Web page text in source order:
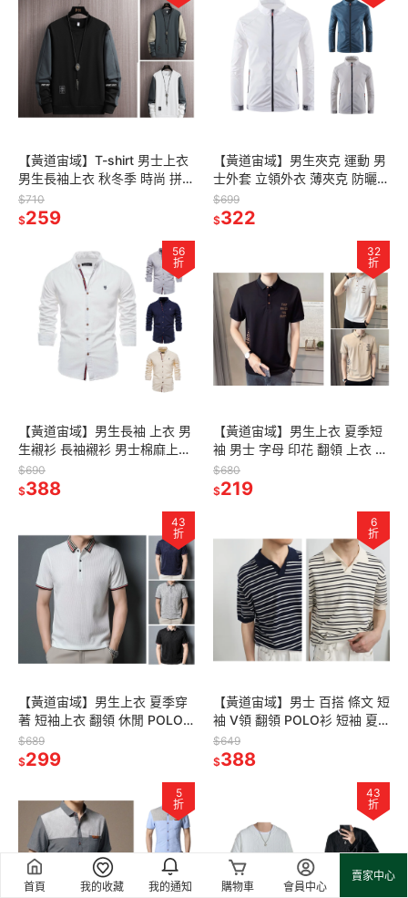
首頁 我的收藏 我的通知 購物車 會員中心
賣家中心
【黃道宙域】T-shirt 男士上衣
男生長袖上衣 秋冬季 時尚 拼色
拼接風格 長袖 長袖T恤 寬鬆 圓
領 衛衣
$710
$259
【黃道宙域】男生夾克 運動 男
士外套 立領外衣 薄夾克 防曬防
風 外套 外出 機能外套 休閒 輕
便 輕鬆
$699
$322
56
折
【黃道宙域】男生長袖 上衣 男
生襯衫 長袖襯衫 男士棉麻上衣
長袖上衣 簡約 休閒 長袖 修身
襯衫 穿搭 優雅
$690
$388
32
折
【黃道宙域】男生上衣 夏季短
袖 男士 字母 印花 翻領 上衣 修
身 休閒 青薄POLO衫 短袖上衣
$680
$219
43
折
【黃道宙域】男生上衣 夏季穿
著 短袖上衣 翻領 休閒 POLO
衫 商務上衣 華夫格 柔軟舒適
運動
$689
$299
6
折
【黃道宙域】男士 百搭 條文 短
袖 V領 翻領 POLO衫 短袖 夏
季 男裝 穿搭 服飾
$649
$388
5
折
43
折